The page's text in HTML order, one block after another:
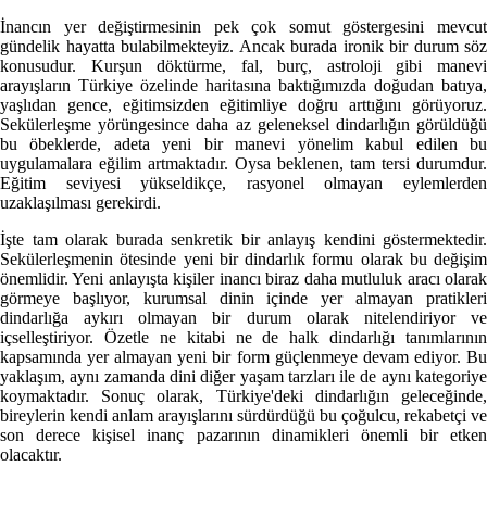
İnancın yer değiştirmesinin pek çok somut göstergesini mevcut
gündelik hayatta bulabilmekteyiz. Ancak burada ironik bir durum söz
konusudur. Kurşun döktürme, fal, burç, astroloji gibi manevi
arayışların Türkiye özelinde haritasına baktığımızda doğudan batıya,
yaşlıdan gence, eğitimsizden eğitimliye doğru arttığını görüyoruz.
Sekülerleşme yörüngesince daha az geleneksel dindarlığın görüldüğü
bu öbeklerde, adeta yeni bir manevi yönelim kabul edilen bu
uygulamalara eğilim artmaktadır. Oysa beklenen, tam tersi durumdur.
Eğitim seviyesi yükseldikçe, rasyonel olmayan eylemlerden
uzaklaşılması gerekirdi.
İşte tam olarak burada senkretik bir anlayış kendini göstermektedir.
Sekülerleşmenin ötesinde yeni bir dindarlık formu olarak bu değişim
önemlidir. Yeni anlayışta kişiler inancı biraz daha mutluluk aracı olarak
görmeye başlıyor, kurumsal dinin içinde yer almayan pratikleri
dindarlığa aykırı olmayan bir durum olarak nitelendiriyor ve
içselleştiriyor. Özetle ne kitabi ne de halk dindarlığı tanımlarının
kapsamında yer almayan yeni bir form güçlenmeye devam ediyor. Bu
yaklaşım, aynı zamanda dini diğer yaşam tarzları ile de aynı kategoriye
koymaktadır. Sonuç olarak, Türkiye'deki dindarlığın geleceğinde,
bireylerin kendi anlam arayışlarını sürdürdüğü bu çoğulcu, rekabetçi ve
son derece kişisel inanç pazarının dinamikleri önemli bir etken
olacaktır.